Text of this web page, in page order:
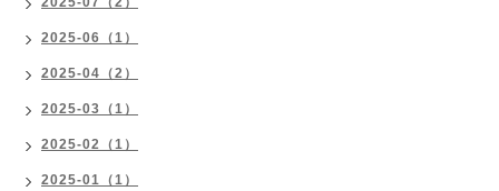
2025-06（1）
2025-04（2）
2025-03（1）
2025-02（1）
2025-01（1）